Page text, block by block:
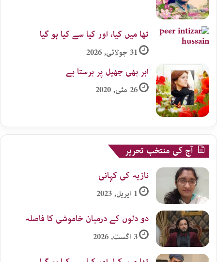
تھا میں کیا، اور کیا سے کیا ہو گیا
31 جولائی, 2026
ابر بھی جھیل پر برستا ہے
26 مئی, 2020
آج کی منتخب تحریر
نازیہ کی کہانی
1 اپریل, 2023
دو دلوں کے درمیان خاموشی کا فاصلہ
3 اگست, 2026